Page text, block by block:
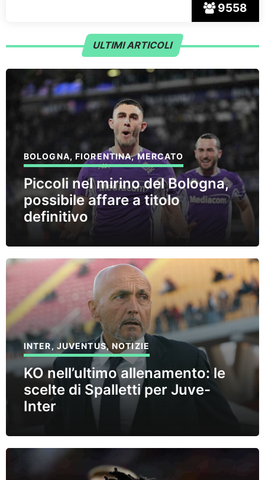
9558
ULTIMI ARTICOLI
BOLOGNA,FIORENTINA,MERCATO
Piccoli nel mirino del Bologna,
possibile affare a titolo
definitivo
INTER, JUVENTUS,NOTIZIE
KO nell’ultimo allenamento: le
scelte di Spalletti per Juve-
Inter